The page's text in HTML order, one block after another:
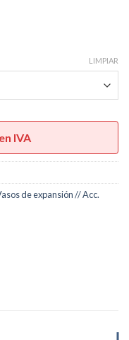
LIMPIAR
IVA
de expansión // Acc.